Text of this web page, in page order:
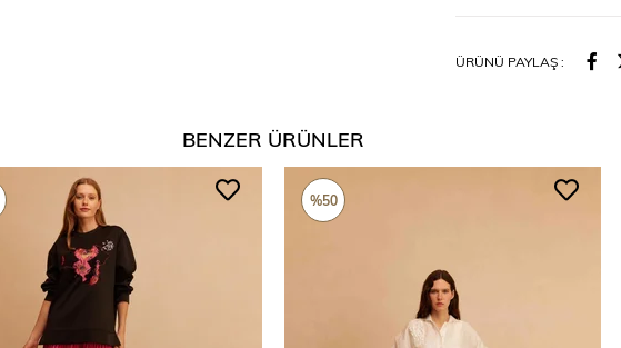
ÜRÜNÜ PAYLAŞ :
BENZER ÜRÜNLER
%50